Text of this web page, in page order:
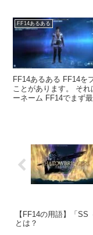
FF14あるある
FF14あるある FF14を
ことがあります。 そ
ーネーム FF14でまず
【FF14の用語】「SS
とは？